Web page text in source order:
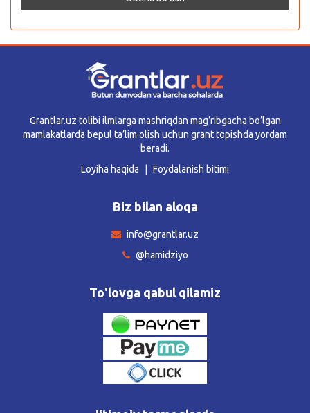
Grantlar.uz tolibi ilmlarga mashriqdan mag’ribgacha bo’lgan
mamlakatlarda bepul ta’lim olish uchun grant topishda yordam
beradi.
Loyiha haqida
Foydalanish bitimi
Biz bilan aloqa
info@grantlar.uz
@hamidziyo
To'lovga qabul qilamiz